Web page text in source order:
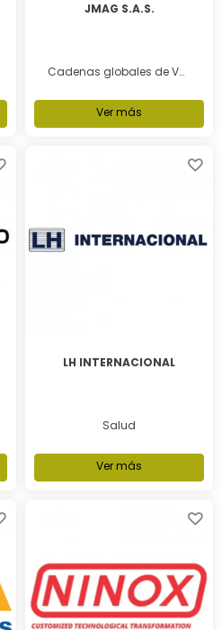
JMAG S.A.S.
Cadenas globales de Valor
Ver más
LH INTERNACIONAL
Salud
Ver más